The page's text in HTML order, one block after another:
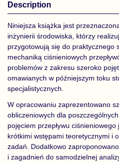
Description
Niniejsza książka jest
inżynierii środowiska, którzy
przygotowują się do praktycznego
mechaniką ciśnieniowych
problemów z zakresu szeroko
omawianych w późniejszym toku
specjalistycznych.
W opracowaniu zaprezentowano
obliczeniowych dla
pojęciem przepływu
krótkimi wstępami teoretycznymi i
zadań. Dodatkowo
i zagadnień do samodzielnej